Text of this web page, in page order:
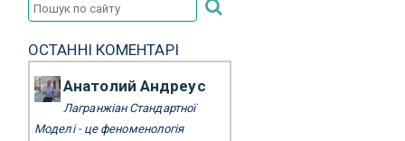
ОСТАННІ КОМЕНТАРІ
Анатолий Андреус
Лагранжіан Стандартної
Моделі - це феноменологія